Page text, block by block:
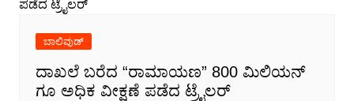
ಬಾಲಿವುಡ್
ದಾಖಲೆ ಬರೆದ “ರಾಮಾಯಣ” 800 ಮಿಲಿಯನ್
ಗೂ ಅಧಿಕ ವೀಕ್ಷಣೆ ಪಡೆದ ಟ್ರೈಲರ್